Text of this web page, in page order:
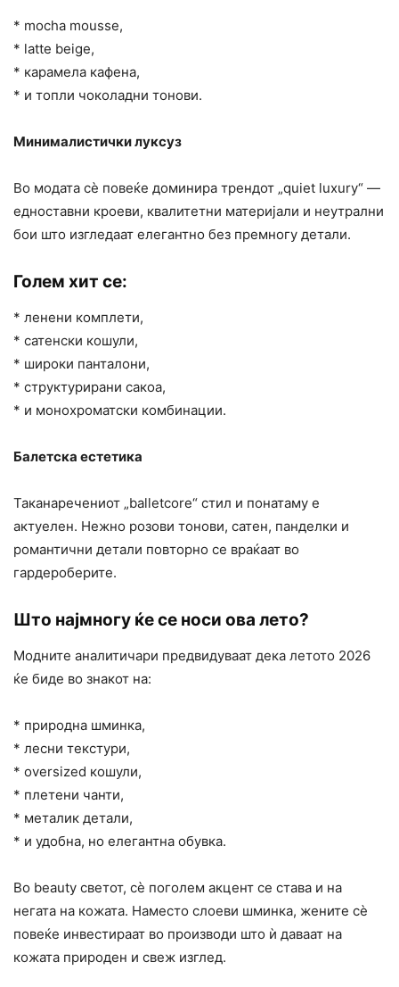
* mocha mousse,
* latte beige,
* карамела кафена,
* и топли чоколадни тонови.
Минималистички луксуз
Во модата сè повеќе доминира трендот „quiet luxury“ —
едноставни кроеви, квалитетни материјали и неутрални
бои што изгледаат елегантно без премногу детали.
Голем хит се:
* ленени комплети,
* сатенски кошули,
* широки панталони,
* структурирани сакоа,
* и монохроматски комбинации.
Балетска естетика
Таканаречениот „balletcore“ стил и понатаму е
актуелен. Нежно розови тонови, сатен, панделки и
романтични детали повторно се враќаат во
гардероберите.
Што најмногу ќе се носи ова лето?
Модните аналитичари предвидуваат дека летото 2026
ќе биде во знакот на:
* природна шминка,
* лесни текстури,
* oversized кошули,
* плетени чанти,
* металик детали,
* и удобна, но елегантна обувка.
Во beauty светот, сè поголем акцент се става и на
негата на кожата. Наместо слоеви шминка, жените сè
повеќе инвестираат во производи што ѝ даваат на
кожата природен и свеж изглед.